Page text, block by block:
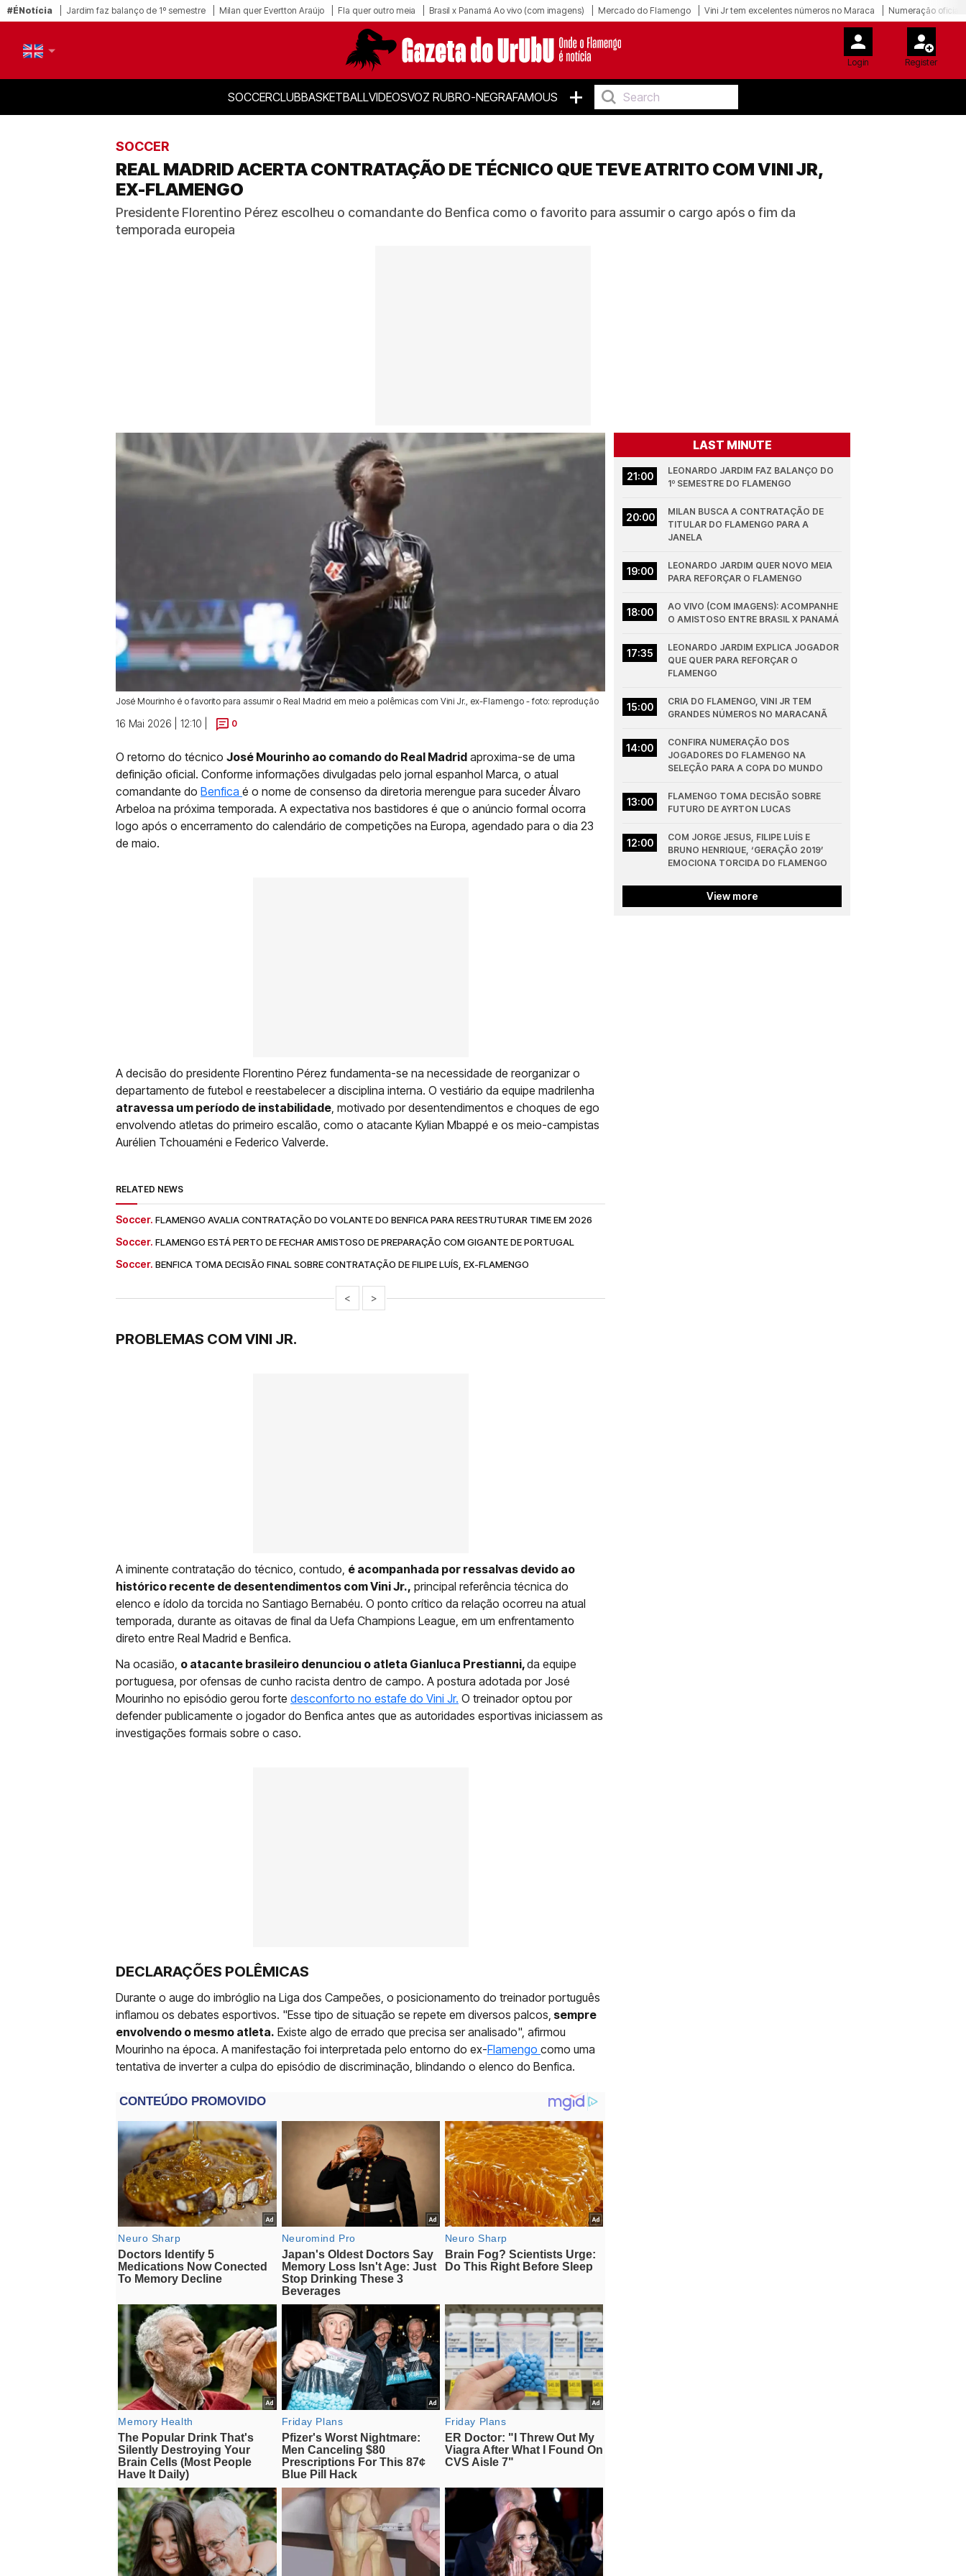
#ÉNotícia Jardim faz balanço de 1º semestre Milan quer Evertton Araújo Fla quer outro meia Brasil x Panamá Ao vivo (com imagens) Mercado do Flamengo Vini Jr tem excelentes números no Maraca Numeração oficial
Login Register
SOCCERCLUBBASKETBALLVIDEOSVOZ RUBRO-NEGRAFAMOUS +
SOCCER
REAL MADRID ACERTA CONTRATAÇÃO DE TÉCNICO QUE TEVE ATRITO COM VINI JR,
EX-FLAMENGO
Presidente Florentino Pérez escolheu o comandante do Benfica como o favorito para assumir o cargo após o fim da
temporada europeia
José Mourinho é o favorito para assumir o Real Madrid em meio a polêmicas com Vini Jr., ex-Flamengo - foto: reprodução
16 Mai 2026 | 12:10 | 0
O retorno do técnico José Mourinho ao comando do Real Madrid aproxima-se de uma
definição oficial. Conforme informações divulgadas pelo jornal espanhol Marca, o atual
comandante do Benfica é o nome de consenso da diretoria merengue para suceder Álvaro
Arbeloa na próxima temporada. A expectativa nos bastidores é que o anúncio formal ocorra
logo após o encerramento do calendário de competições na Europa, agendado para o dia 23
de maio.
A decisão do presidente Florentino Pérez fundamenta-se na necessidade de reorganizar o
departamento de futebol e reestabelecer a disciplina interna. O vestiário da equipe madrilenha
atravessa um período de instabilidade, motivado por desentendimentos e choques de ego
envolvendo atletas do primeiro escalão, como o atacante Kylian Mbappé e os meio-campistas
Aurélien Tchouaméni e Federico Valverde.
RELATED NEWS
Soccer. FLAMENGO AVALIA CONTRATAÇÃO DO VOLANTE DO BENFICA PARA REESTRUTURAR TIME EM 2026
Soccer. FLAMENGO ESTÁ PERTO DE FECHAR AMISTOSO DE PREPARAÇÃO COM GIGANTE DE PORTUGAL
Soccer. BENFICA TOMA DECISÃO FINAL SOBRE CONTRATAÇÃO DE FILIPE LUÍS, EX-FLAMENGO
< >
PROBLEMAS COM VINI JR.
A iminente contratação do técnico, contudo, é acompanhada por ressalvas devido ao
histórico recente de desentendimentos com Vini Jr., principal referência técnica do
elenco e ídolo da torcida no Santiago Bernabéu. O ponto crítico da relação ocorreu na atual
temporada, durante as oitavas de final da Uefa Champions League, em um enfrentamento
direto entre Real Madrid e Benfica.
Na ocasião, o atacante brasileiro denunciou o atleta Gianluca Prestianni,da equipe
portuguesa, por ofensas de cunho racista dentro de campo. A postura adotada por José
Mourinho no episódio gerou forte desconforto no estafe do Vini Jr. O treinador optou por
defender publicamente o jogador do Benfica antes que as autoridades esportivas iniciassem as
investigações formais sobre o caso.
DECLARAÇÕES POLÊMICAS
Durante o auge do imbróglio na Liga dos Campeões, o posicionamento do treinador português
inflamou os debates esportivos. "Esse tipo de situação se repete em diversos palcos, sempre
envolvendo o mesmo atleta. Existe algo de errado que precisa ser analisado", afirmou
Mourinho na época. A manifestação foi interpretada pelo entorno do ex-Flamengo como uma
tentativa de inverter a culpa do episódio de discriminação, blindando o elenco do Benfica.
LAST MINUTE
21:00
LEONARDO JARDIM FAZ BALANÇO DO
1º SEMESTRE DO FLAMENGO
20:00
MILAN BUSCA A CONTRATAÇÃO DE
TITULAR DO FLAMENGO PARA A
JANELA
19:00
LEONARDO JARDIM QUER NOVO MEIA
PARA REFORÇAR O FLAMENGO
18:00
AO VIVO (COM IMAGENS): ACOMPANHE
O AMISTOSO ENTRE BRASIL X PANAMÁ
17:35
LEONARDO JARDIM EXPLICA JOGADOR
QUE QUER PARA REFORÇAR O
FLAMENGO
15:00
CRIA DO FLAMENGO, VINI JR TEM
GRANDES NÚMEROS NO MARACANÃ
14:00
CONFIRA NUMERAÇÃO DOS
JOGADORES DO FLAMENGO NA
SELEÇÃO PARA A COPA DO MUNDO
13:00
FLAMENGO TOMA DECISÃO SOBRE
FUTURO DE AYRTON LUCAS
12:00
COM JORGE JESUS, FILIPE LUÍS E
BRUNO HENRIQUE, ‘GERAÇÃO 2019’
EMOCIONA TORCIDA DO FLAMENGO
View more